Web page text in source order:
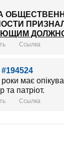
Ссылка
має
та патріот.
Ссылка